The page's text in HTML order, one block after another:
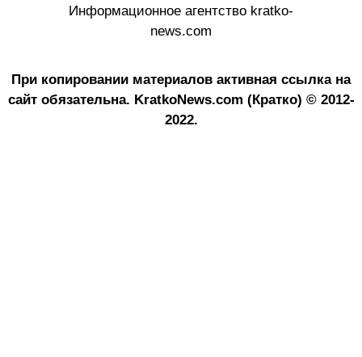
Информационное агентство kratko-
news.com
При копировании материалов активная ссылка на
сайт обязательна. KratkoNews.com (Кратко) © 2012-
2022.